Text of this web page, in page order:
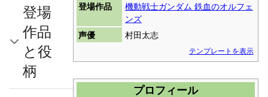
登場作品
機動戦士ガンダム 鉄血のオルフェ
ンズ
声優
村田太志
テンプレートを表示
プロフィール
登場
作品
と役
柄